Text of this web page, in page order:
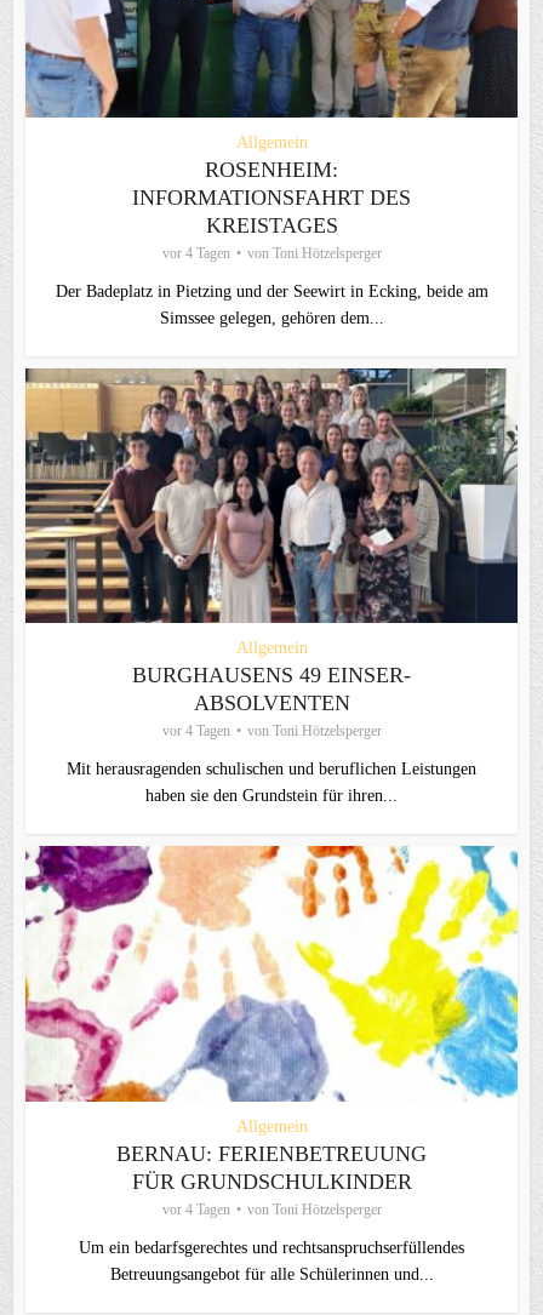
Allgemein
ROSENHEIM:
INFORMATIONSFAHRT DES
KREISTAGES
vor 4 Tagen von Toni Hötzelsperger
Der Badeplatz in Pietzing und der Seewirt in Ecking, beide am
Simssee gelegen, gehören dem...
Allgemein
BURGHAUSENS 49 EINSER-
ABSOLVENTEN
vor 4 Tagen von Toni Hötzelsperger
Mit herausragenden schulischen und beruflichen Leistungen
haben sie den Grundstein für ihren...
Allgemein
BERNAU: FERIENBETREUUNG
FÜR GRUNDSCHULKINDER
vor 4 Tagen von Toni Hötzelsperger
Um ein bedarfsgerechtes und rechtsanspruchserfüllendes
Betreuungsangebot für alle Schülerinnen und...